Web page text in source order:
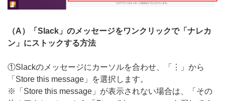
（A）「Slack」のメッセージをワンクリックで「ナレカ
ン」にストックする方法
①Slackのメッセージにカーソルを合わせ、「⋮」から
「Store this message」を選択します。
※「Store this message」が表示されない場合は、「その